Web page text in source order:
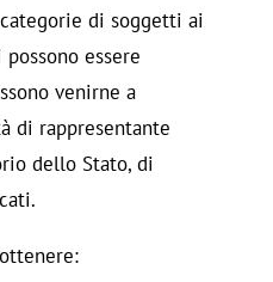
di soggetti ai
essere
venirne a
di rappresentante
dello Stato, di